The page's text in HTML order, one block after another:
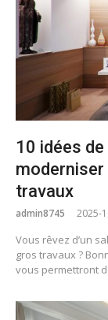
10 idées
travaux
admin8745 2025-
Vous rêvez d’un
gros travaux ?
vous permettront